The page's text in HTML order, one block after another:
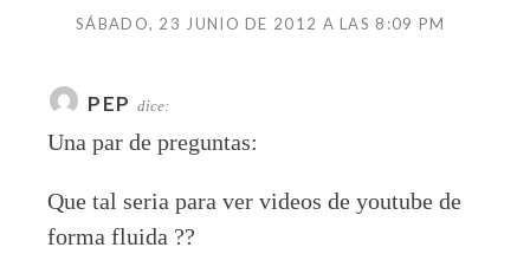
SÁBADO, 23 JUNIO DE 2012 A LAS 8:09 PM
PEP dice:
Una par de preguntas:
Que tal seria para ver videos de youtube de
forma fluida ??